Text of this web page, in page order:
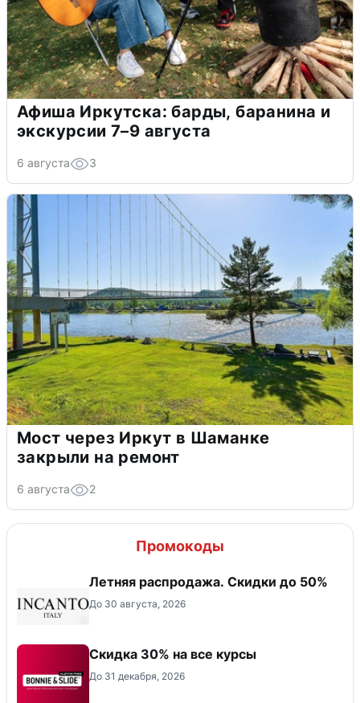
Афиша Иркутска: барды, баранина и
экскурсии 7–9 августа
6 августа 3
Мост через Иркут в Шаманке
закрыли на ремонт
6 августа 2
Промокоды
Летняя распродажа. Скидки до 50%
До 30 августа, 2026
Скидка 30% на все курсы
До 31 декабря, 2026